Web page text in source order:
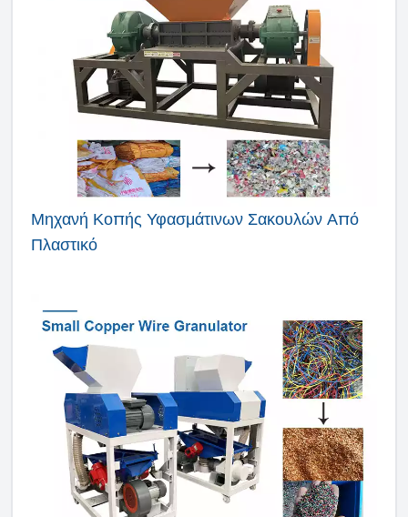
Μηχανή Κοπής Υφασμάτινων Σακουλών Από
Πλαστικό